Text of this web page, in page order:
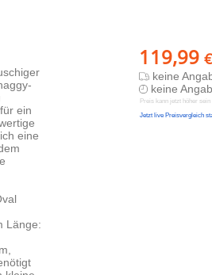
119,99 €
keine
keine
Preis kann jetzt höher sein
Jetzt live Preisvergleich
ein
eine
Länge: